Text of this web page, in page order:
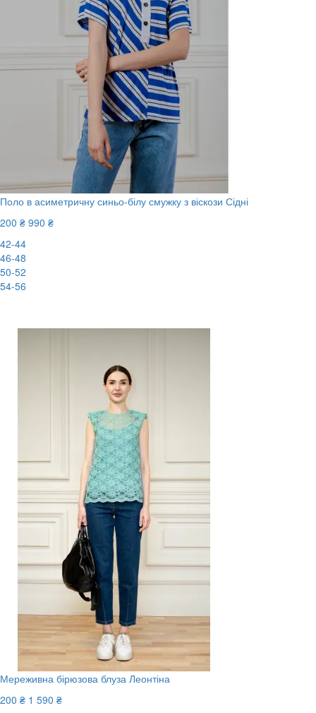
Поло в асиметричну синьо-білу смужку з віскози Сідні
200 ₴ 990 ₴
42-44
46-48
50-52
54-56
Мереживна бірюзова блуза Леонтіна
200 ₴ 1 590 ₴